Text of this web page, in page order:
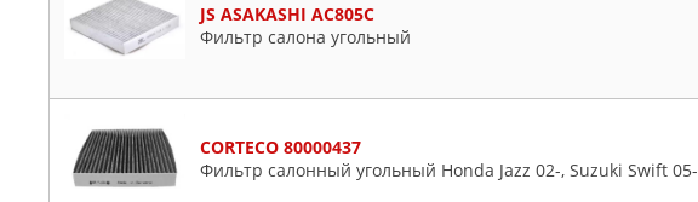
JS ASAKASHI AC805C
Фильтр салона угольный
CORTECO 80000437
Фильтр салонный угольный Honda Jazz 02-, Suzuki Swift 05-